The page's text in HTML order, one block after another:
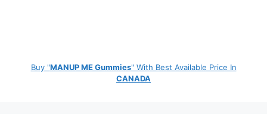
Buy "MANUP ME Gummies" With Best Available Price In
CANADA